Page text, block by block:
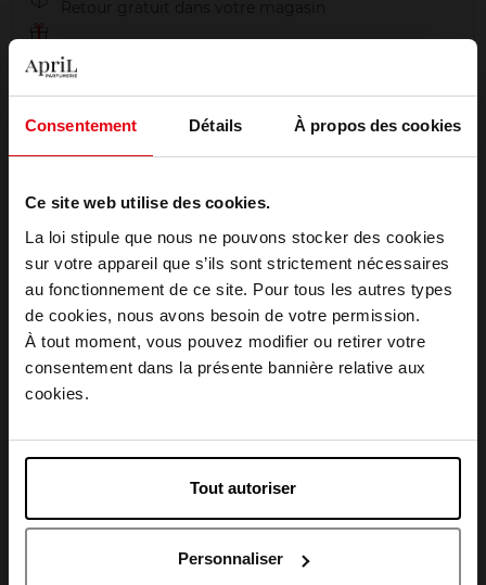
Consentement Détails À propos des cookies
Ce site web utilise des cookies.
La loi stipule que nous ne pouvons stocker des cookies
sur votre appareil que s’ils sont strictement nécessaires
au fonctionnement de ce site. Pour tous les autres types
de cookies, nous avons besoin de votre permission.
À tout moment, vous pouvez modifier ou retirer votre
consentement dans la présente bannière relative aux
cookies.
Tout autoriser
Personnaliser
Emballage cadeau offert
Conseil d'utilisation
Caractéristiques
Avis client
Oublié quelque chose ?
Choisissez votre pays
April Belgique
April Luxembourg